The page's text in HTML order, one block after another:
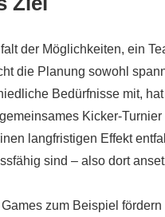
der Möglichkeiten, ein
die Planung sowohl
Bedürfnisse mit,
Kicker-
langfristigen Effekt
sind – also dort
zum Beispiel